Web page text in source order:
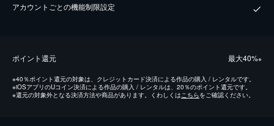
アカウントごとの機能制限設定
ポイント還元 最⼤40%※
※40％ポイント還元の対象は、クレジットカード決済による作品の購入 / レンタルです。
※iOSアプリのUコイン決済による作品の購入 / レンタルは、20％のポイント還元です。
※還元の対象外となる決済方法や商品があります。くわしくは こちらをご確認ください。